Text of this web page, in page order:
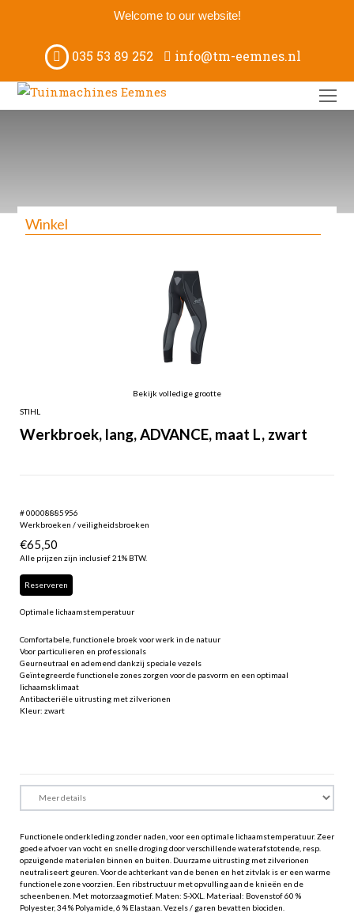
Welcome to our website!
035 53 89 252 info@tm-eemnes.nl
Winkel
Bekijk volledige grootte
STIHL
Werkbroek, lang, ADVANCE, maat L, zwart
# 00008885956
Werkbroeken / veiligheidsbroeken
€65,50
Alle prijzen zijn inclusief 21% BTW.
Reserveren
Optimale lichaamstemperatuur
Comfortabele, functionele broek voor werk in de natuur
Voor particulieren en professionals
Geurneutraal en ademend dankzij speciale vezels
Geïntegreerde functionele zones zorgen voor de pasvorm en een optimaal
lichaamsklimaat
Antibacteriële uitrusting met zilverionen
Kleur: zwart
Functionele onderkleding zonder naden, voor een optimale lichaamstemperatuur. Zeer
goede afvoer van vocht en snelle droging door verschillende waterafstotende, resp.
opzuigende materialen binnen en buiten. Duurzame uitrusting met zilverionen
neutraliseert geuren. Voor de achterkant van de benen en het zitvlak is er een warme
functionele zone voorzien. Een ribstructuur met opvulling aan de knieën en de
scheenbenen. Met motorzaagmotief. Maten: S-XXL. Materiaal: Bovenstof 60 %
Polyester, 34 % Polyamide, 6 % Elastaan. Vezels / garen bevatten biociden.